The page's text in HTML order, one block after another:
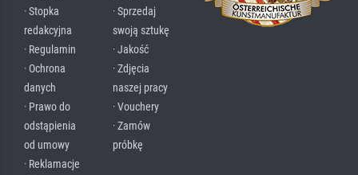
· Stopka
redakcyjna
· Regulamin
· Ochrona
danych
· Prawo do
odstąpienia
od umowy
· Reklamacje
· Sprzedaj
swoją sztukę
· Jakość
· Zdjęcia
naszej pracy
· Vouchery
· Zamów
próbkę